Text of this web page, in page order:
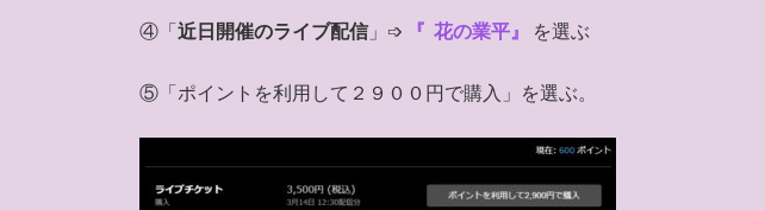
④「近日開催のライブ配信 」➩ 『 花の業平』 を選ぶ
⑤「ポイントを利用して２９００円で購入」を選ぶ。